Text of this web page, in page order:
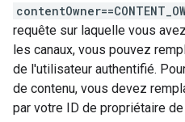
requête sur laquelle vous
les canaux, vous pouvez
de l'utilisateur authentifié.
de contenu, vous devez
par votre ID de propriétaire de